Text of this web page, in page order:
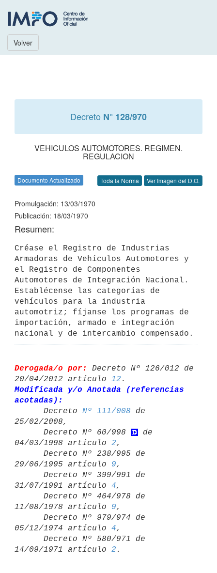
Volver
Decreto N° 128/970
VEHICULOS AUTOMOTORES. REGIMEN.
REGULACION
Documento Actualizado Toda la Norma Ver Imagen del D.O.
Promulgación: 13/03/1970
Publicación: 18/03/1970
Resumen:
Créase el Registro de Industrias
Armadoras de Vehículos Automotores y
el Registro de Componentes
Automotores de Integración Nacional.
Establécense las categorías de
vehículos para la industria
automotriz; fíjanse los programas de
importación, armado e integración
nacional y de intercambio compensado.
Derogada/o por:
Decreto Nº 126/012 de
20/04/2012 artículo 12
Modificada y/o Anotada (referencias
acotadas):
Decreto Nº 111/008 de
25/02/2008,
      Decreto Nº 60/998
de
04/03/1998 artículo 2,
29/06/1995 artículo 9,
31/07/1991 artículo 4,
11/08/1978 artículo 9,
05/12/1974 artículo 4,
14/09/1971 artículo 2